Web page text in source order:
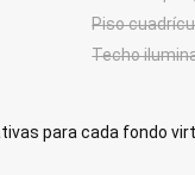
Piso
Techo
para cada fondo